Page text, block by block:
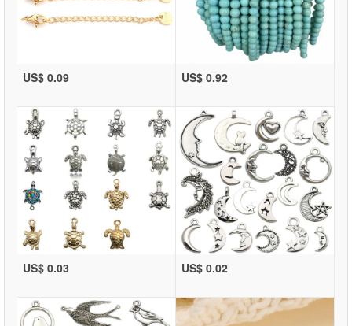
US$ 0.09 US$ 0.92
US$ 0.03 US$ 0.02